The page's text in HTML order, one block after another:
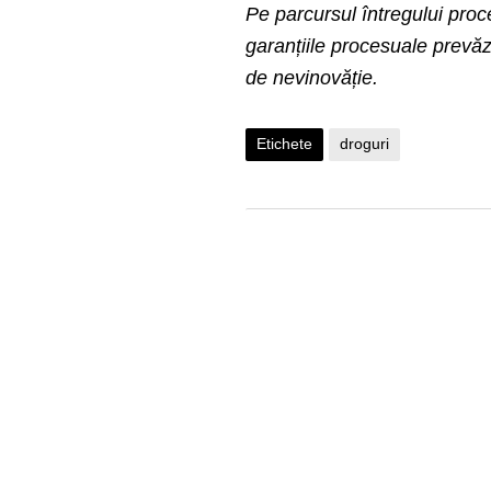
Pe parcursul întregului
garanțiile procesuale
de nevinovăție.
Etichete droguri